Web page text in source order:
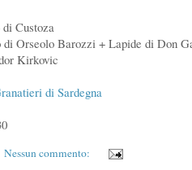
Custoza
Orseolo Barozzi + Lapide di Don
Kirkovic
di Sardegna
Nessun commento: